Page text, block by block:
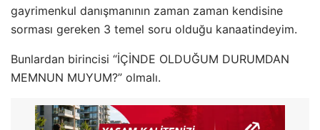
gayrimenkul danışmanının zaman zaman kendisine
sorması gereken 3 temel soru olduğu kanaatindeyim.
Bunlardan birincisi “İÇİNDE OLDUĞUM DURUMDAN
MEMNUN MUYUM?” olmalı.